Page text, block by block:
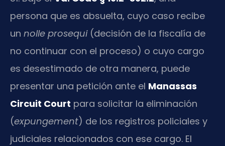
persona que es absuelta, cuyo caso recibe
un nolle prosequi(decisión de la fiscalía de
no continuar con el proceso) o cuyo cargo
es desestimado de otra manera, puede
presentar una petición ante el Manassas
Circuit Court para solicitar la eliminación
(expungement) de los registros policiales y
judiciales relacionados con ese cargo. El